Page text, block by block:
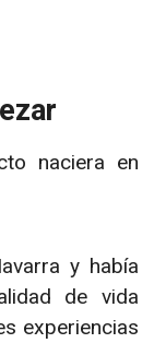
naciera en
y había
de vida
experiencias